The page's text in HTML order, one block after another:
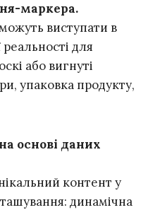
маркера.
виступати в
для
або вигнуті
упаковка продукту,
основі даних
контент у
динамічна